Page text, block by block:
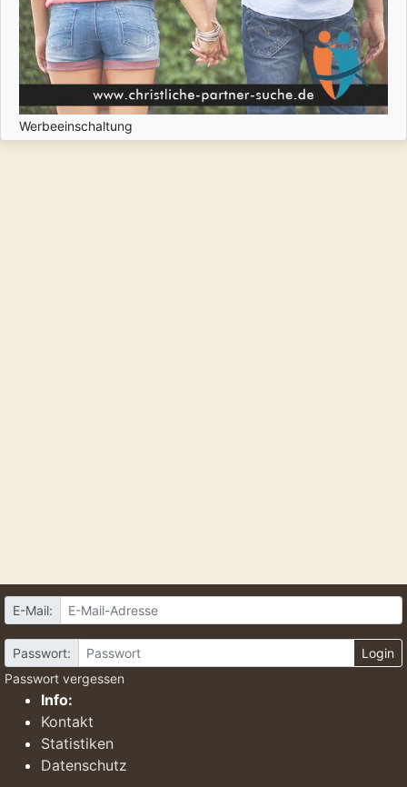
Werbeeinschaltung
E-Mail:
Passwort:
Login
Passwort vergessen
Info:
Kontakt
Statistiken
Datenschutz